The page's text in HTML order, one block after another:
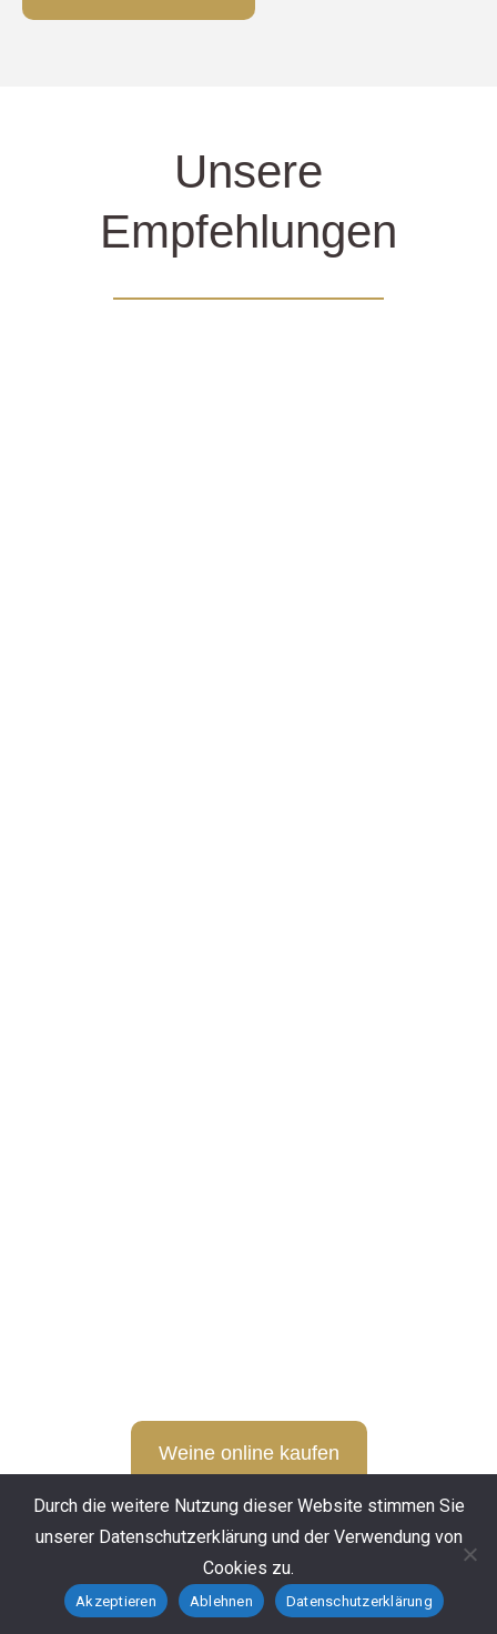
Unsere
Empfehlungen
Weine online kaufen
Durch die weitere Nutzung dieser Website stimmen Sie
unserer Datenschutzerklärung und der Verwendung von
Cookies zu.
Akzeptieren Ablehnen Datenschutzerklärung